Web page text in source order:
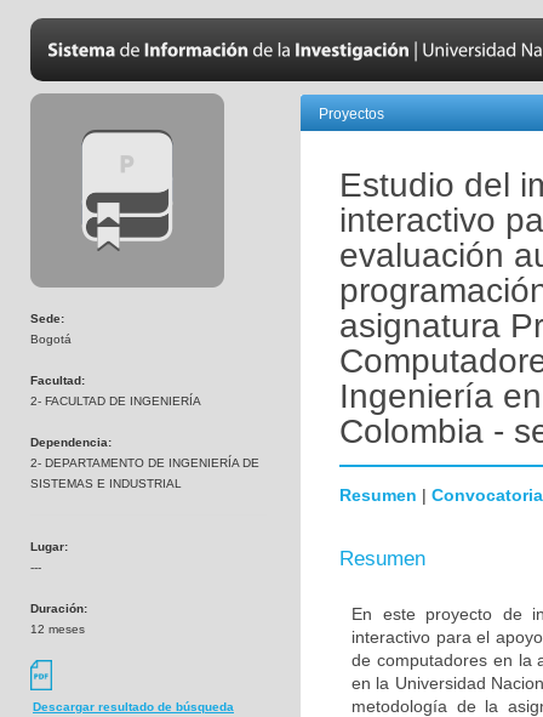
Sede:
Bogotá
Facultad:
2- FACULTAD DE INGENIERÍA
Dependencia:
2- DEPARTAMENTO DE INGENIERÍA DE
SISTEMAS E INDUSTRIAL
Lugar:
---
Duración:
12 meses
Descargar resultado de búsqueda
Proyectos
Estudio del
interactivo
evaluación
asignatura
Ingeniería
Colombia -
Resumen | Convocatoria
Resumen
En este proyecto de
interactivo para el
de computadores en la
en la Universidad
metodología de la